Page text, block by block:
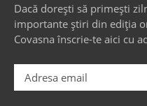
Dacă dorești să primești
importante știri din ediția
Covasna înscrie-te aici cu